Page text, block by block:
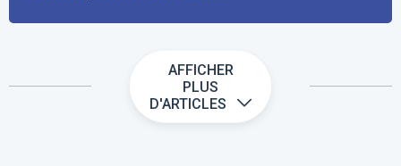
AFFICHER
PLUS
D'ARTICLES